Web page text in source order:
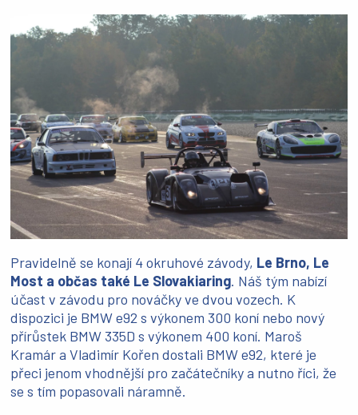
Pravidelně se konají 4 okruhové závody, Le Brno, Le
Most a občas také Le Slovakiaring. Náš tým nabízí
účast v závodu pro nováčky ve dvou vozech. K
dispozici je BMW e92 s výkonem 300 koní nebo nový
přírůstek BMW 335D s výkonem 400 koní. Maroš
Kramár a Vladimír Kořen dostali BMW e92, které je
přeci jenom vhodnější pro začátečníky a nutno říci, že
se s tím popasovali náramně.